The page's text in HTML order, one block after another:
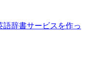
辞書サービスを作っ